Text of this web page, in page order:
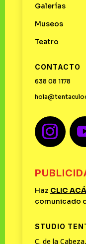
Galerías
Museos
Teatro
CONTACTO
638 08 1178
Haz CLIC ACÁ
comunicado
STUDIO
C. de la